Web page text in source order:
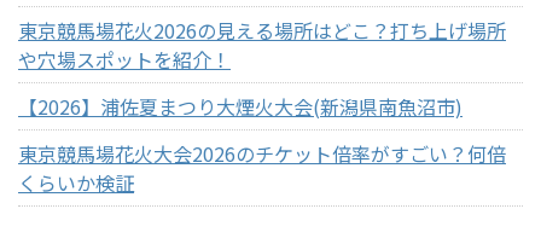
東京競馬場花火2026の見える場所はどこ？打ち上げ場所
や穴場スポットを紹介！
【2026】浦佐夏まつり大煙火大会(新潟県南魚沼市)
東京競馬場花火大会2026のチケット倍率がすごい？何倍
くらいか検証